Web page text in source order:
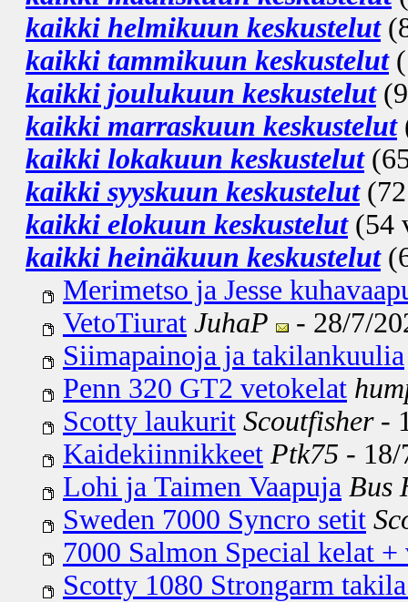
kaikki helmikuun keskustelut
kaikki tammikuun keskustelut
kaikki joulukuun keskustelut(9
kaikki marraskuun keskustelut
kaikki lokakuun keskustelut
kaikki syyskuun keskustelut(72
kaikki elokuun keskustelut(54
kaikki heinäkuun keskustelut
Merimetso ja Jesse
VetoTiurat JuhaP
- 28/7/
Siimapainoja ja takilankuulia
Penn 320 GT2 vetokelat
Scotty laukurit Scoutfisher-
Kaidekiinnikkeet Ptk75 - 18/
Lohi ja Taimen Vaapuja Bus
Sweden 7000 Syncro setit
7000 Salmon Special kelat +
Scotty 1080 Strongarm